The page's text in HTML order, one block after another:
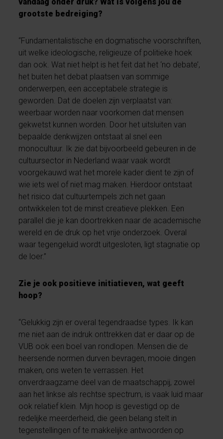
grootste bedreiging?
“Fundamentalistische en dogmatische voorschriften,
uit welke ideologische, religieuze of politieke hoek
dan ook. Wat niet helpt is het feit dat het ‘no debate’,
het buiten het debat plaatsen van sommige
onderwerpen, een acceptabele strategie is
geworden. Dat de doelen zijn verplaatst van:
weerbaar worden naar voorkomen dat mensen
gekwetst kunnen worden. Door het uitsluiten van
bepaalde denkwijzen ontstaat al snel een
monocultuur. Ik zie dat bijvoorbeeld gebeuren in de
cultuursector in Nederland waar vaak wordt
voorgekauwd wat het morele kader dient te zijn of
wie iets wel of niet mag maken. Hierdoor ontstaat
het risico dat cultuurtempels zich net gaan
ontwikkelen tot de minst creatieve plekken. Een
parallel die je kan doortrekken naar de academische
wereld en de druk op het vrije onderzoek. Overal
waar tegengeluid wordt uitgesloten, ligt stagnatie op
de loer.”
Zie je ook positieve initiatieven, wat geeft
hoop?
“Gelukkig zijn er overal tegendraadse types. Ik kan
me niet aan de indruk onttrekken dat er daar op de
VUB ook een boel van rondlopen. Mensen die de
heersende normen durven bevragen, mooie dingen
maken, ons weten te verrassen. Het
onverdraagzame deel van de maatschappij, zowel
aan het linkse als rechtse spectrum, is vaak luid maar
ook relatief klein. Mijn hoop is gevestigd op de
redelijke meerderheid, die geen belang stelt in
tegenstellingen of te makkelijke antwoorden op